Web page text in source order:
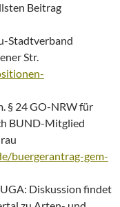
Beitrag
Stadtverband
Str.
§ 24 GO-NRW für
BUND-Mitglied
buergerantrag-gem-
Diskussion findet